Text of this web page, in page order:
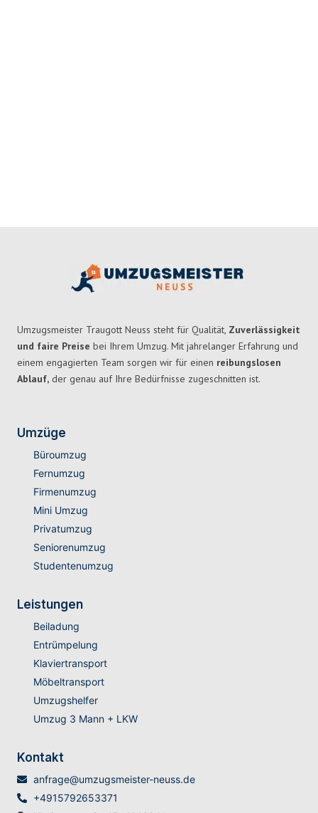
Umzugsmeister Traugott Neuss steht für Qualität, Zuverlässigkeit
und faire Preise bei Ihrem Umzug. Mit jahrelanger Erfahrung und
einem engagierten Team sorgen wir für einen reibungslosen
Ablauf, der genau auf Ihre Bedürfnisse zugeschnitten ist.
Umzüge
Büroumzug
Fernumzug
Firmenumzug
Mini Umzug
Privatumzug
Seniorenumzug
Studentenumzug
Leistungen
Beiladung
Entrümpelung
Klaviertransport
Möbeltransport
Umzugshelfer
Umzug 3 Mann + LKW
Kontakt
anfrage@umzugsmeister-neuss.de
+4915792653371